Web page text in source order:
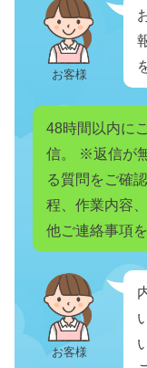
お客様
48時間以内に
信。 ※返信が
る質問をご確
程、作業内容
他ご連絡事項
お客様